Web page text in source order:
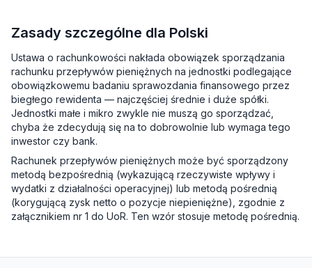
Zasady szczególne dla Polski
Ustawa o rachunkowości nakłada obowiązek sporządzania
rachunku przepływów pieniężnych na jednostki podlegające
obowiązkowemu badaniu sprawozdania finansowego przez
biegłego rewidenta — najczęściej średnie i duże spółki.
Jednostki małe i mikro zwykle nie muszą go sporządzać,
chyba że zdecydują się na to dobrowolnie lub wymaga tego
inwestor czy bank.
Rachunek przepływów pieniężnych może być sporządzony
metodą bezpośrednią (wykazującą rzeczywiste wpływy i
wydatki z działalności operacyjnej) lub metodą pośrednią
(korygującą zysk netto o pozycje niepieniężne), zgodnie z
załącznikiem nr 1 do UoR. Ten wzór stosuje metodę pośrednią.